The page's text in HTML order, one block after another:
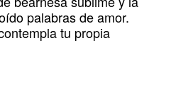
palabras de amor.
tu propia